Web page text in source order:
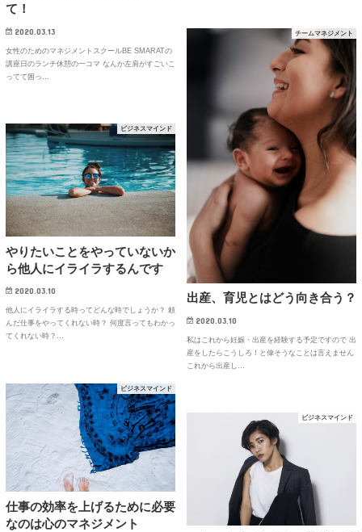
て！
2020.03.13
女性のためのマネジメントスクールBE SMARATの
講座日のランチ休憩の一コマ なんか左肩がすごいこ
ってて困っ…
チームマネジメント
出産、育児とはどう向き合う？
2020.03.10
私はこれから妊娠・出産を経験する予定ですので 出
産をしたらこうしろ！と偉そうなことは言えません
これから出産し…
ビジネスマインド
やりたいことをやっていないか
ら他人にイライラするんです
2020.03.10
他人にイライラする時ってどんな時でしょうか？ 頼
んだ仕事をやってくれない時？ 何度言ってもわかっ
てくれない時？…
ビジネスマインド
仕事の効率を上げるために必要
なのは心のマネジメント
ビジネスマインド